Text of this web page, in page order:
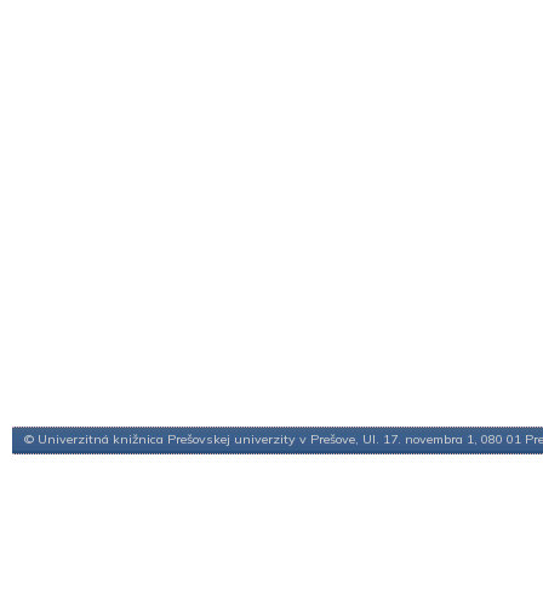
© Univerzitná knižnica Prešovskej univerzity v Prešove, Ul. 17. novembra 1, 080 01